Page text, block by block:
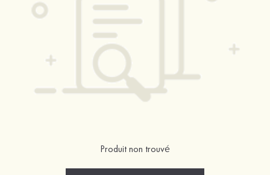
Produit non trouvé